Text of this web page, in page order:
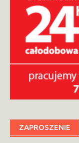
ZAPROSZENIE